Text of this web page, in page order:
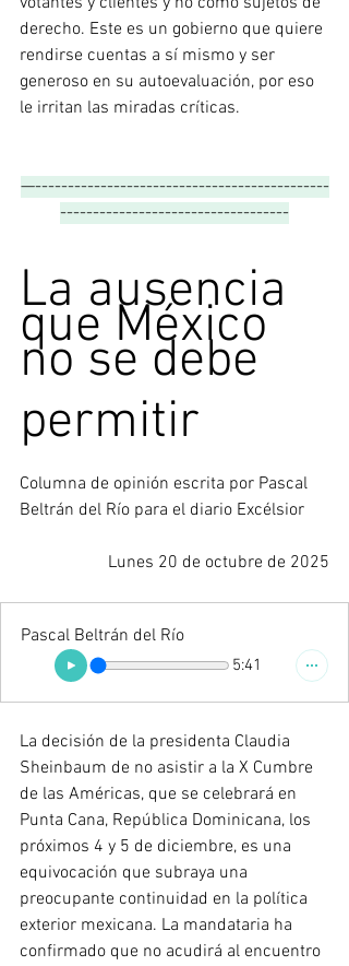
derecho. Este es un gobierno que quiere
rendirse cuentas a sí mismo y ser
generoso en su autoevaluación, por eso
le irritan las miradas críticas.
—---------------------------------------------
-----------------------------------
La ausencia
que México
no se debe
permitir
Columna de opinión escrita por Pascal
Beltrán del Río para el diario Excélsior
Lunes 20 de octubre de 2025
Pascal Beltrán del Río
5:41
La decisión de la presidenta Claudia
Sheinbaum de no asistir a la X Cumbre
de las Américas, que se celebrará en
Punta Cana, República Dominicana, los
próximos 4 y 5 de diciembre, es una
equivocación que subraya una
preocupante continuidad en la política
exterior mexicana. La mandataria ha
confirmado que no acudirá al encuentro